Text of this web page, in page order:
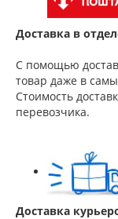
Доставка в
С помощью
товар даже в
Стоимость
перевозчика.
Доставка